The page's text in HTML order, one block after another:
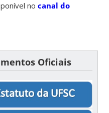
nocanal do
Oficiais